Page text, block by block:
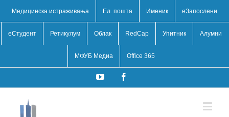
Медицинска истраживања Ел. пошта Именик eЗапослени
еСтудент Ретикулум Облак RedCap Упитник Алумни
МФУБ Медиа Office 365
YouTube